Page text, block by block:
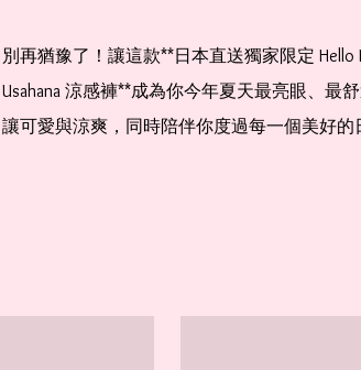
別再猶豫了！讓這款**日本直送獨家限定 Hello
Usahana 涼感褲**成為你今年夏天最亮眼、最
讓可愛與涼爽，同時陪伴你度過每一個美好的